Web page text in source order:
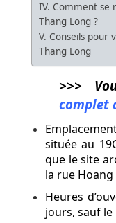
IV. Comment se
Thang Long ?
V. Conseils pour
Thang Long
>>>
complet
située au
que le site
la rue Hoang
Heures
jours, sauf le